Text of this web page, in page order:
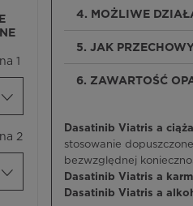
1
2
4. MOŻLIWE
5. JAK
6. ZAWARTOŚĆ
Dasatinib Viatris a
stosowanie
bezwzględnej
Dasatinib Viatris a
Dasatinib Viatris a